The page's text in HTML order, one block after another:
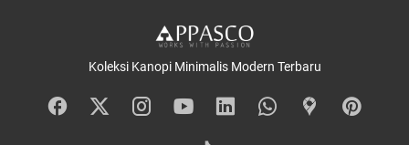
Koleksi Kanopi Minimalis Modern Terbaru